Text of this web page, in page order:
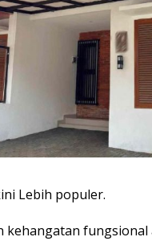
Lebih populer.
kehangatan fungsional